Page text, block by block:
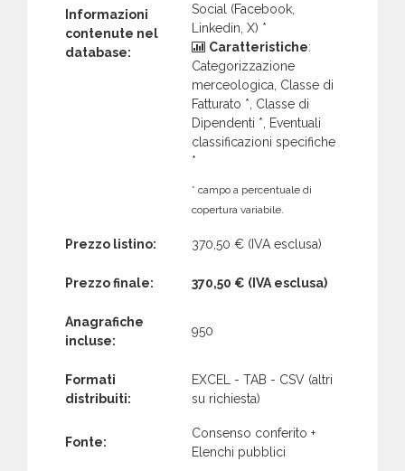
Informazioni
contenute nel
database:
Social (Facebook,
Linkedin, X) *
Caratteristiche:
Categorizzazione
merceologica, Classe di
Fatturato *, Classe di
Dipendenti *, Eventuali
classificazioni specifiche
*
* campo a percentuale di
copertura variabile.
Prezzo listino: 370,50 € (IVA esclusa)
Prezzo finale: 370,50 € (IVA esclusa)
Anagrafiche
incluse:
950
Formati
distribuiti:
EXCEL - TAB - CSV (altri
su richiesta)
Fonte:
Consenso conferito +
Elenchi pubblici